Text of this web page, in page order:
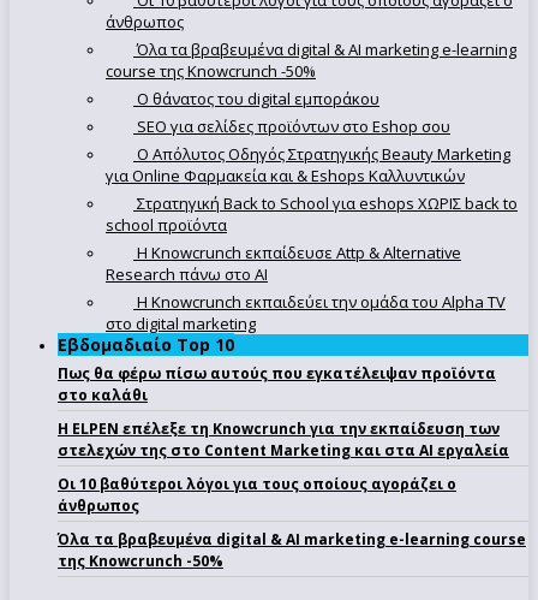
άνθρωπος
Όλα τα βραβευμένα digital & AI marketing e-learning
course της Knowcrunch -50%
Ο θάνατος του digital εμποράκου
SEO για σελίδες προϊόντων στο Eshop σου
Ο Απόλυτoς Οδηγός Στρατηγικής Beauty Marketing
για Online Φαρμακεία και & Eshops Καλλυντικών
Στρατηγική Back to School για eshops ΧΩΡΙΣ back to
school προϊόντα
Η Knowcrunch εκπαίδευσε Attp & Alternative
Research πάνω στο ΑΙ
Η Knowcrunch εκπαιδεύει την ομάδα του Alpha TV
στο digital marketing
Εβδομαδιαίο Top 10
Πως θα φέρω πίσω αυτούς που εγκατέλειψαν προϊόντα
στο καλάθι
Η ELPEN επέλεξε τη Knowcrunch για την εκπαίδευση των
στελεχών της στο Content Marketing και στα AI εργαλεία
Οι 10 βαθύτεροι λόγοι για τους οποίους αγοράζει ο
άνθρωπος
Όλα τα βραβευμένα digital & AI marketing e-learning course
της Knowcrunch -50%